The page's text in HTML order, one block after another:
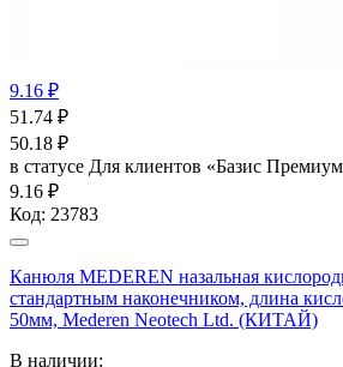
9.16 ₽
51.74 ₽
50.18 ₽
в статусе Для клиентов «Базис
9.16 ₽
Код: 23783
Канюля MEDEREN назальная
стандартным наконечником, длина
50мм, Mederen Neotech Ltd. (КИТАЙ)
В наличии: